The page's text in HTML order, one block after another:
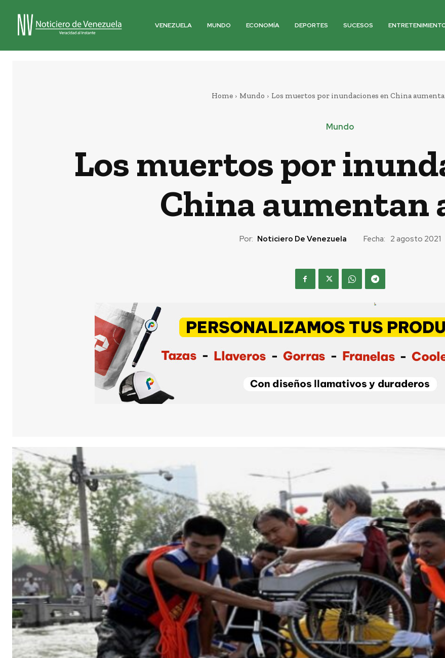
VENEZUELA MUNDO ECONOMÍA DEPORTES SUCESOS
Home Mundo Los muertos por inundaciones en China
Mundo
Los muertos por
China aumentan
Por: Noticiero De Venezuela Fecha: 2 agosto 2021